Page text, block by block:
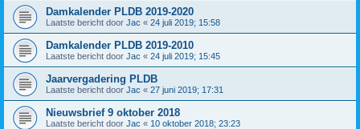
Damkalender PLDB 2019-2020
Laatste bericht door Jac « 24 juli 2019; 15:58
Damkalender PLDB 2019-2010
Laatste bericht door Jac « 24 juli 2019; 15:45
Jaarvergadering PLDB
Laatste bericht door Jac « 27 juni 2019; 17:31
Nieuwsbrief 9 oktober 2018
Laatste bericht door Jac « 10 oktober 2018; 23:23